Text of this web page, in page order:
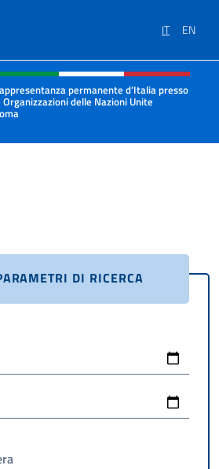
IT EN
social e menù
permanente d’Italia presso
Organizzazioni delle Nazioni Unite
ufficiale della Rappresentanza
DI RICERCA